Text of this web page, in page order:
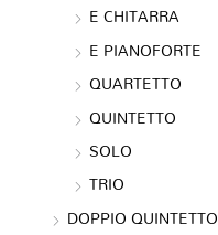
E CHITARRA
E PIANOFORTE
QUARTETTO
QUINTETTO
SOLO
TRIO
DOPPIO QUINTETTO